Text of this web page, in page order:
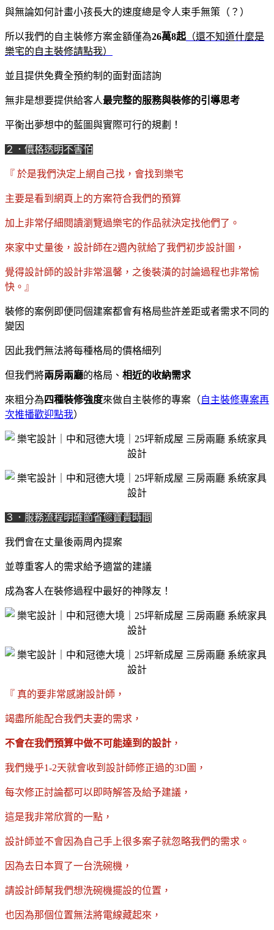
與無論如何計畫小孩長大的速度總是令人束手無策（？）
所以我們的自主裝修方案金額僅為26萬8起 （還不知道什麼是
樂宅的自主裝修請點我）
並且提供免費全預約制的面對面諮詢
無非是想要提供給客人最完整的服務與裝修的引導思考
平衡出夢想中的藍圖與實際可行的規劃！
２．價格透明不害怕
『 於是我們決定上網自己找，會找到樂宅
主要是看到網頁上的方案符合我們的預算
加上非常仔細閱讀瀏覽過樂宅的作品就決定找他們了。
來家中丈量後，設計師在2週內就給了我們初步設計圖，
覺得設計師的設計非常溫馨，之後裝潢的討論過程也非常愉
快。 』
裝修的案例即便同個建案都會有格局些許差距或者需求不同的
變因
因此我們無法將每種格局的價格細列
但我們將兩房兩廳的格局、 相近的收納需求
來粗分為 四種裝修強度來做自主裝修的專案（自主裝修專案再
次推播歡迎點我）
３．服務流程明確節省您寶貴時間
我們會在丈量後兩周內提案
並尊重客人的需求給予適當的建議
成為客人在裝修過程中最好的神隊友 ！
『 真的要非常感謝設計師，
竭盡所能配合我們夫妻的需求，
不會在我們預算中做不可能達到的設計 ，
我們幾乎1-2天就會收到設計師修正過的3D圖，
每次修正討論都可以即時解答及給予建議，
這是我非常欣賞的一點，
設計師並不會因為自己手上很多案子就忽略我們的需求 。
因為去日本買了一台洗碗機，
請設計師幫我們想洗碗機擺設的位置，
也因為那個位置無法將電線藏起來，